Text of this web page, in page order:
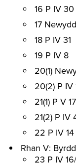
16 P IV 30
17
18 P IV 31
19 P IV 8
20(1)
20(2) P IV
21(1) P V
21(2) P IV
22 P IV 14
Rhan V:
23 P IV